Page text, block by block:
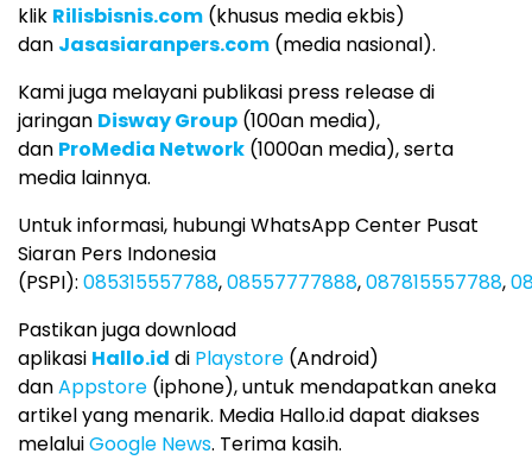
klik Rilisbisnis.com (khusus media ekbis)
dan Jasasiaranpers.com (media nasional).
Kami juga melayani publikasi press release di
jaringan Disway Group (100an media),
dan ProMedia Network (1000an media), serta
media lainnya.
Untuk informasi, hubungi WhatsApp Center Pusat
Siaran Pers Indonesia
(PSPI): 085315557788,08557777888,087815557788,
Pastikan juga download
aplikasi Hallo.id di Playstore (Android)
danAppstore (iphone), untuk mendapatkan aneka
artikel yang menarik. Media Hallo.id dapat diakses
melaluiGoogle News. Terima kasih.